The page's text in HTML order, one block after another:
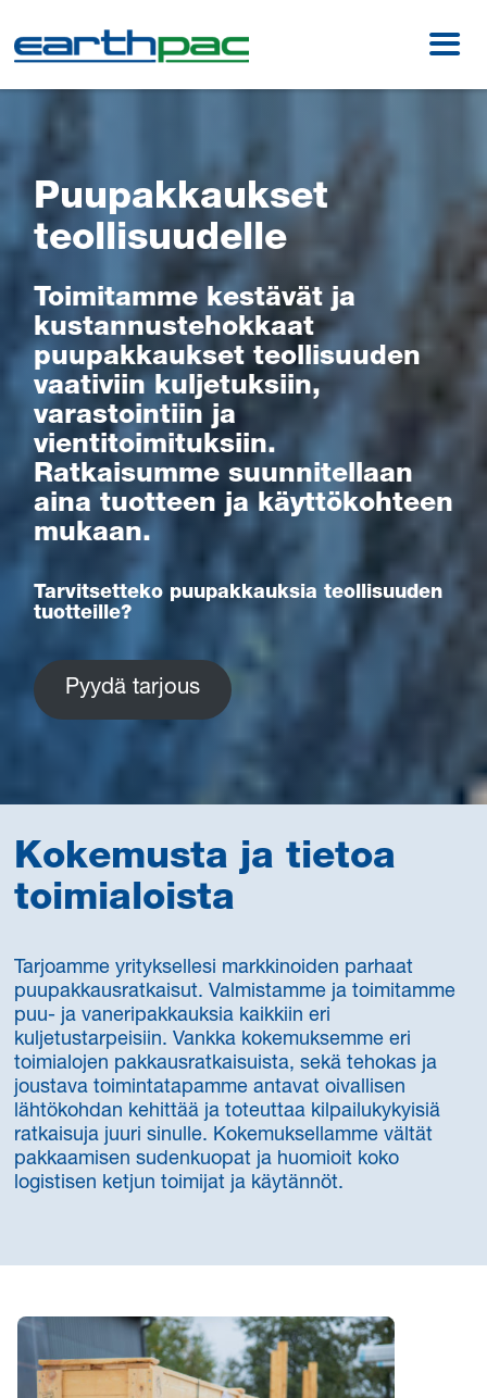
Puupakkaukset
teollisuudelle
Toimitamme kestävät ja
kustannustehokkaat
puupakkaukset teollisuuden
vaativiin kuljetuksiin,
varastointiin ja
vientitoimituksiin.
Ratkaisumme suunnitellaan
aina tuotteen ja käyttökohteen
mukaan.
Tarvitsetteko puupakkauksia teollisuuden
tuotteille?
Pyydä tarjous
Kokemusta ja tietoa
toimialoista
Tarjoamme yrityksellesi markkinoiden parhaat
puupakkausratkaisut. Valmistamme ja toimitamme
puu- ja vaneripakkauksia kaikkiin eri
kuljetustarpeisiin. Vankka kokemuksemme eri
toimialojen pakkausratkaisuista, sekä tehokas ja
joustava toimintatapamme antavat oivallisen
lähtökohdan kehittää ja toteuttaa kilpailukykyisiä
ratkaisuja juuri sinulle. Kokemuksellamme vältät
pakkaamisen sudenkuopat ja huomioit koko
logistisen ketjun toimijat ja käytännöt.